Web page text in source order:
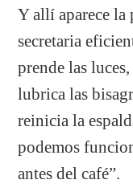
Y allí aparece la
secretaria
prende las
lubrica las
reinicia la
podemos
antes del café”.